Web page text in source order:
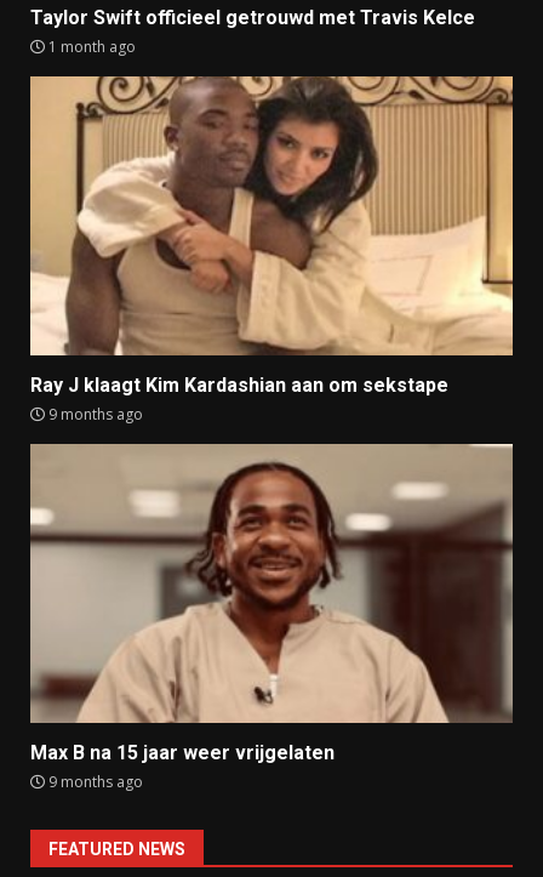
Taylor Swift officieel getrouwd met Travis Kelce
1 month ago
Ray J klaagt Kim Kardashian aan om sekstape
9 months ago
Max B na 15 jaar weer vrijgelaten
9 months ago
FEATURED NEWS